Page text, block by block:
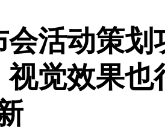
活动策划
觉效果也